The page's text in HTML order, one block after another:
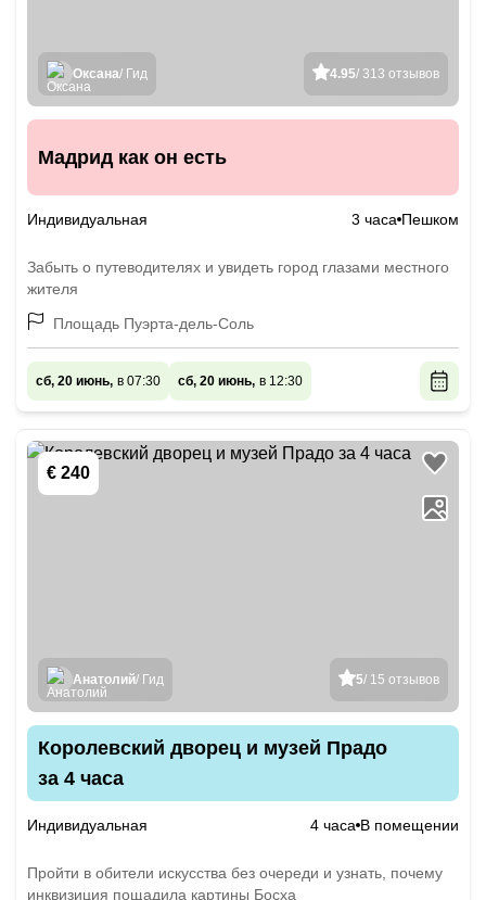
4.95/ 313 отзывов
Оксана/ Гид
Мадрид как он есть
Индивидуальная 3 часа Пешком
Забыть о путеводителях и увидеть город глазами местного
жителя
Площадь Пуэрта-дель-Соль
сб, 20 июнь, в 07:30 сб, 20 июнь, в 12:30
€ 240
5/ 15 отзывов
Анатолий/ Гид
Королевский дворец и музей Прадо
за 4 часа
Индивидуальная 4 часа В помещении
Пройти в обители искусства без очереди и узнать, почему
инквизиция пощадила картины Босха